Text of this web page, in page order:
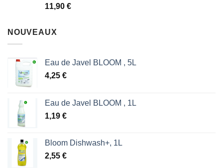
Note5.00
11,90 €
NOUVEAUX
Eau de Javel BLOOM , 5L
4,25 €
Eau de Javel BLOOM , 1L
1,19 €
Bloom Dishwash+, 1L
2,55 €